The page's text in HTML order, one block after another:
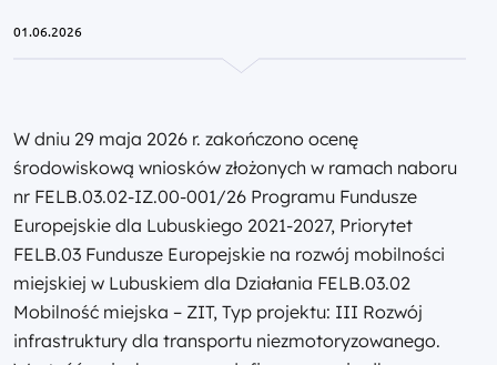
01.06.2026
W dniu 29 maja 2026 r. zakończono ocenę
środowiskową wniosków złożonych w ramach naboru
nr FELB.03.02-IZ.00-001/26 Programu Fundusze
Europejskie dla Lubuskiego 2021-2027, Priorytet
FELB.03 Fundusze Europejskie na rozwój mobilności
miejskiej w Lubuskiem dla Działania FELB.03.02
Mobilność miejska – ZIT, Typ projektu: III Rozwój
infrastruktury dla transportu niezmotoryzowanego.